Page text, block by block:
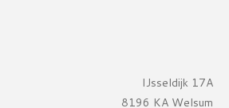
IJsseldijk 17A
8196 KA Welsum